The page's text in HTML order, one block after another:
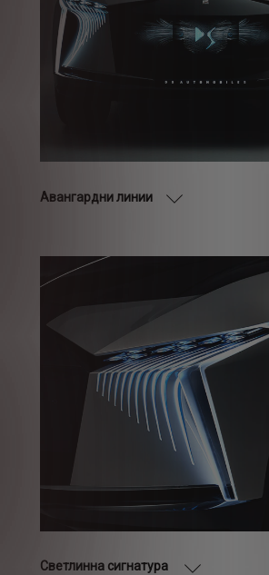
Авангардни линии
Светлинна сигнатура